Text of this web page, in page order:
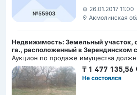
№55903
26.01.2017 11:00
Акмолинская
Недвижимость: Земельный участок,
га., расположенный в Зерендинском
Акмолинской области
Аукцион по продаже имущества
₸ 1 477 135,56
Не состоялся